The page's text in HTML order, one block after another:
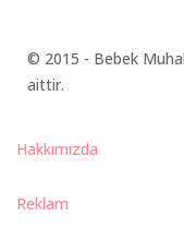
© 2015 - Bebek
aittir.
Hakkımızda
Reklam